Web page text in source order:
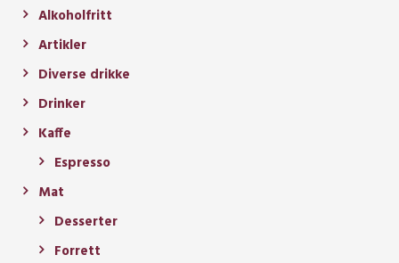
Alkoholfritt
Artikler
Diverse drikke
Drinker
Kaffe
Espresso
Mat
Desserter
Forrett